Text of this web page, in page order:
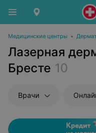
Медицинские центры •
Лазерная
Бресте 10
Врачи